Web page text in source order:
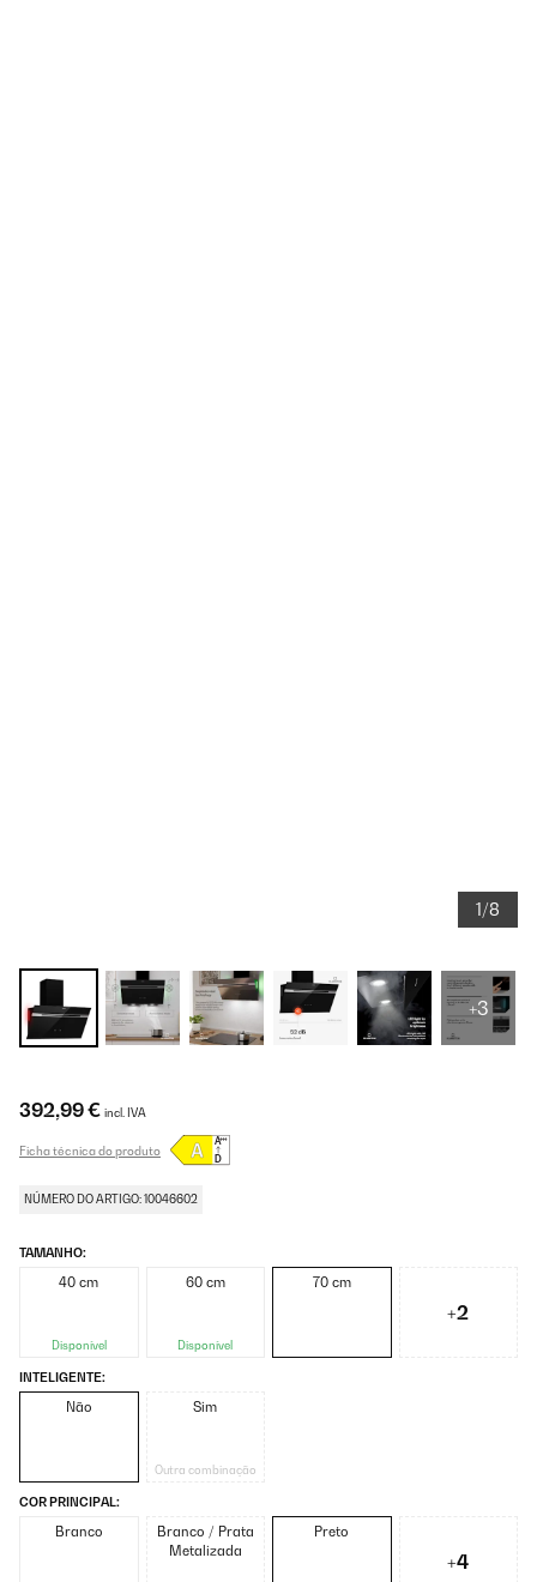
1/8
+3
392,99 € incl. IVA
Ficha técnica do produto
NÚMERO DO ARTIGO: 10046602
TAMANHO:
40 cm
Disponível
60 cm
Disponível
70 cm
+2
INTELIGENTE:
Não Sim
Outra combinação
COR PRINCIPAL:
Branco
Branco / Prata
Metalizada
Preto
+4